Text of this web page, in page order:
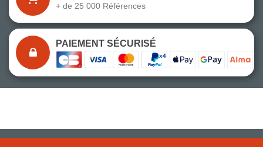
+ de 25 000 Références
PAIEMENT SÉCURISÉ